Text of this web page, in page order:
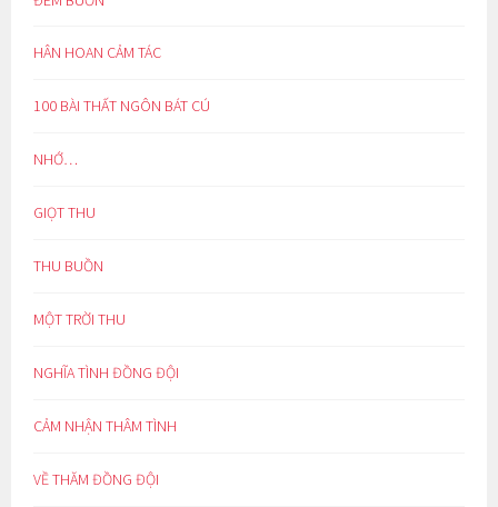
HÂN HOAN CẢM TÁC
100 BÀI THẤT NGÔN BÁT CÚ
NHỚ…
GIỌT THU
THU BUỒN
MỘT TRỜI THU
NGHĨA TÌNH ĐỒNG ĐỘI
CẢM NHẬN THÂM TÌNH
VỀ THĂM ĐỒNG ĐỘI